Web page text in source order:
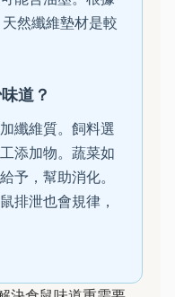
然纖維墊材是較
道？
纖維質。飼料選
添加物。蔬菜如
予，幫助消化。
排泄也會規律，